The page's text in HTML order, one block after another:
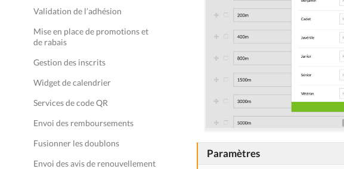
Validation de l’adhésion
Mise en place de promotions et
de rabais
Gestion des inscrits
Widget de calendrier
Services de code QR
Envoi des remboursements
Fusionner les doublons
Envoi des avis de renouvellement
Paramètres